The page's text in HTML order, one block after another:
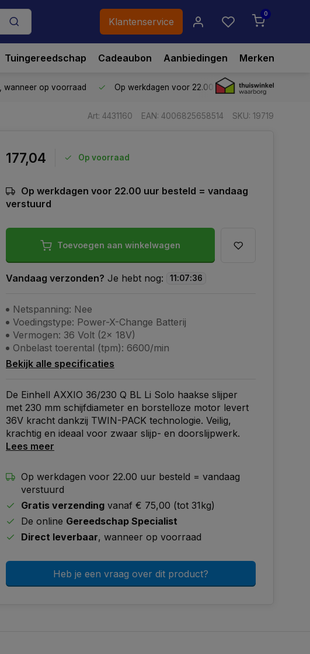
Klantenservice
0
Tuingereedschap Cadeaubon Aanbiedingen Merken
, wanneer op voorraad Op werkdagen voor 22.00 uur besteld,vandaag
Art: 4431160 EAN: 4006825658514 SKU: 19719
177,04 Op voorraad
Op werkdagen voor 22.00 uur besteld = vandaag
verstuurd
Toevoegen aan winkelwagen
Vandaag verzonden? Je hebt nog: 11:07:35
Netspanning: Nee
Voedingstype: Power-X-Change Batterij
Vermogen: 36 Volt (2x 18V)
Onbelast toerental (tpm): 6600/min
Bekijk alle specificaties
De Einhell AXXIO 36/230 Q BL Li Solo haakse slijper
met 230 mm schijfdiameter en borstelloze motor levert
36V kracht dankzij TWIN-PACK technologie. Veilig,
krachtig en ideaal voor zwaar slijp- en doorslijpwerk.
Lees meer
Op werkdagen voor 22.00 uur besteld = vandaag
verstuurd
Gratis verzending vanaf € 75,00 (tot 31kg)
De online Gereedschap Specialist
Direct leverbaar, wanneer op voorraad
Heb je een vraag over dit product?